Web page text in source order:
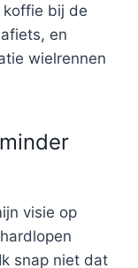
bij de
en
wielrennen
visie op
snap niet dat